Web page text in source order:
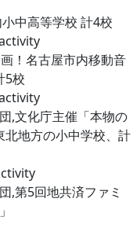
中高等学校 計4校
！名古屋市内移動音
5校
,文化庁主催「本物の
地方の小中学校、計
,第5回地共済ファミ